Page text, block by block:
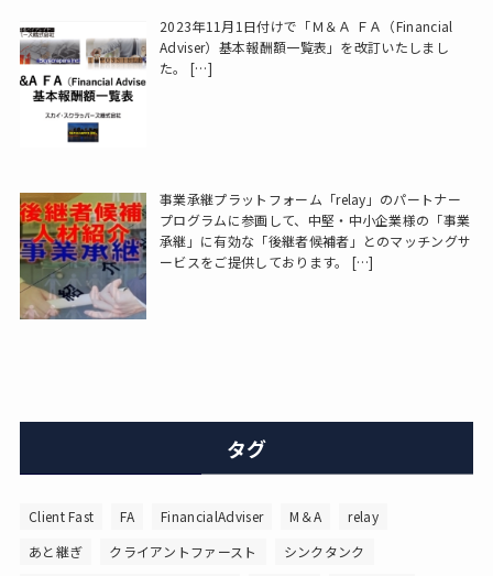
2023年11月1日付けで「Ｍ＆Ａ ＦＡ（Financial
Adviser）基本報酬額一覧表」を改訂いたしまし
た。
[…]
事業承継プラットフォーム「relay」のパートナー
プログラムに参画して、中堅・中小企業様の「事業
承継」に有効な「後継者候補者」とのマッチングサ
ービスをご提供しております。
[…]
タグ
Client Fast FA FinancialAdviser M＆A
relay
あと継ぎ
クライアントファースト
シンクタンク